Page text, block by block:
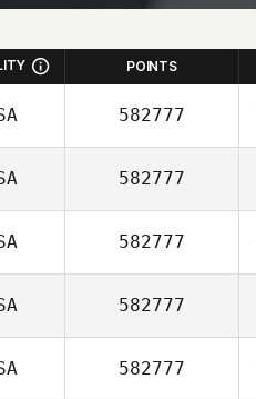
POINTS
582777
582777
582777
582777
582777